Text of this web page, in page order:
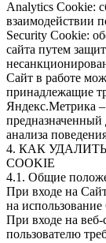
Analytics Cookie:
взаимодействии
Security Cookie:
сайта путем
Сайт в работе
принадлежащие
Яндекс.Метрика
предназначенный
анализа
4. КАК
COOKIE
4.1. Общие
При входе на Сайт
на
При входе на
пользователю